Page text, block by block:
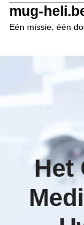
mug-
Eén missie, één
Het